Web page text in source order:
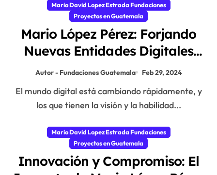
Mario David Lopez Estrada Fundaciones
Proyectos en Guatemala
Mario López Pérez: Forjando
Nuevas Entidades Digitales
con la Fundación Mario López
Estrada
Autor - Fundaciones Guatemala Feb 29, 2024
El mundo digital está cambiando rápidamente, y
los que tienen la visión y la habilidad...
Mario David Lopez Estrada Fundaciones
Proyectos en Guatemala
Innovación y Compromiso: El